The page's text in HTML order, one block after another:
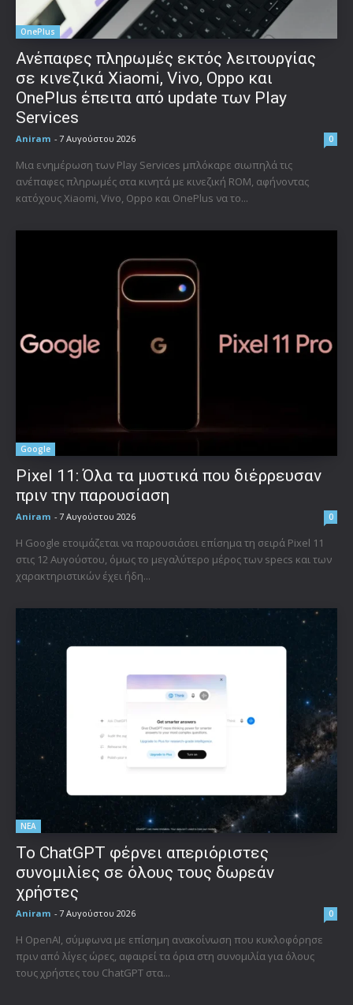
OnePlus
Ανέπαφες πληρωμές εκτός λειτουργίας
σε κινεζικά Xiaomi, Vivo, Oppo και
OnePlus έπειτα από update των Play
Services
Aniram - 7 Αυγούστου 2026 0
Μια ενημέρωση των Play Services μπλόκαρε σιωπηλά τις
ανέπαφες πληρωμές στα κινητά με κινεζική ROM, αφήνοντας
κατόχους Xiaomi, Vivo, Oppo και OnePlus να το...
Google
Pixel 11: Όλα τα μυστικά που διέρρευσαν
πριν την παρουσίαση
Aniram - 7 Αυγούστου 2026 0
Η Google ετοιμάζεται να παρουσιάσει επίσημα τη σειρά Pixel 11
στις 12 Αυγούστου, όμως το μεγαλύτερο μέρος των specs και των
χαρακτηριστικών έχει ήδη...
ΝΕΑ
Το ChatGPT φέρνει απεριόριστες
συνομιλίες σε όλους τους δωρεάν
χρήστες
Aniram - 7 Αυγούστου 2026 0
Η OpenAI, σύμφωνα με επίσημη ανακοίνωση που κυκλοφόρησε
πριν από λίγες ώρες, αφαιρεί τα όρια στη συνομιλία για όλους
τους χρήστες του ChatGPT στα...